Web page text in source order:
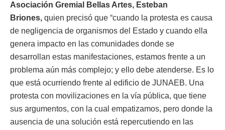
Asociación Gremial Bellas Artes, Esteban
Briones, quien precisó que “cuando la protesta es causa
de negligencia de organismos del Estado y cuando ella
genera impacto en las comunidades donde se
desarrollan estas manifestaciones, estamos frente a un
problema aún más complejo; y ello debe atenderse. Es lo
que está ocurriendo frente al edificio de JUNAEB. Una
protesta con movilizaciones en la vía pública, que tiene
sus argumentos, con la cual empatizamos, pero donde la
ausencia de una solución está repercutiendo en las